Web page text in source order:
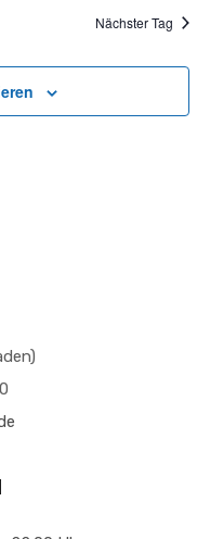
Nächster Tag